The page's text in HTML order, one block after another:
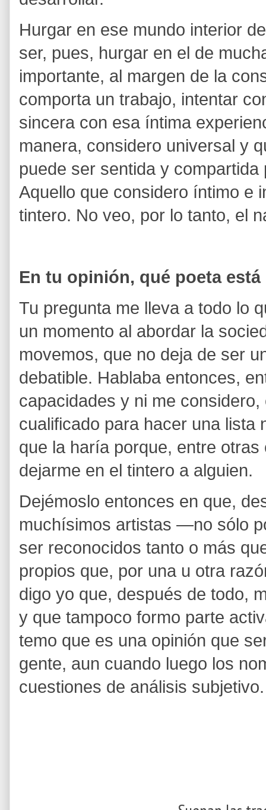
Hurgar en ese mundo interior
ser, pues, hurgar en el de
importante, al margen de la
comporta un trabajo, intentar
sincera con esa íntima
manera, considero universal y
puede ser sentida y
Aquello que considero íntimo e
tintero. No veo, por lo tanto, el
En tu opinión, qué poeta
Tu pregunta me lleva a todo lo
un momento al abordar la
movemos, que no deja de ser
debatible. Hablaba entonces,
capacidades y ni me
cualificado para hacer una lista
que la haría porque, entre
dejarme en el tintero a alguien.
Dejémoslo entonces en que,
muchísimos artistas —no sólo
ser reconocidos tanto o más
propios que, por una u otra
digo yo que, después de todo,
y que tampoco formo parte
temo que es una opinión que
gente, aun cuando luego los
cuestiones de análisis subjetivo.